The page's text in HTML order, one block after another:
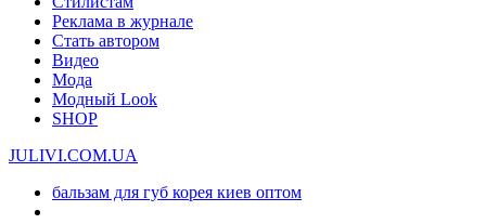
Реклама в журнале
Стать автором
Видео
Мода
Модный Look
SHOP
JULIVI.COM.UA
бальзам для губ корея киев оптом